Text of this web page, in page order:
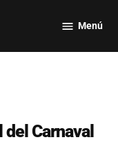
Menú
Carnaval